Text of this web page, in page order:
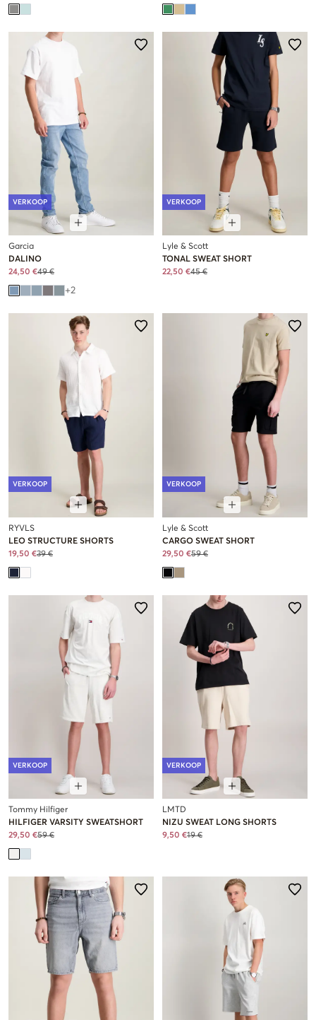
VERKOOP
Garcia
DALINO
24,50 €49 €
+2
VERKOOP
Lyle & Scott
TONAL SWEAT SHORT
22,50 €45 €
VERKOOP
RYVLS
LEO STRUCTURE SHORTS
19,50 €39 €
VERKOOP
Lyle & Scott
CARGO SWEAT SHORT
29,50 €59 €
VERKOOP
Tommy Hilfiger
HILFIGER VARSITY SWEATSHORT
29,50 €59 €
VERKOOP
LMTD
NIZU SWEAT LONG SHORTS
9,50 €19 €